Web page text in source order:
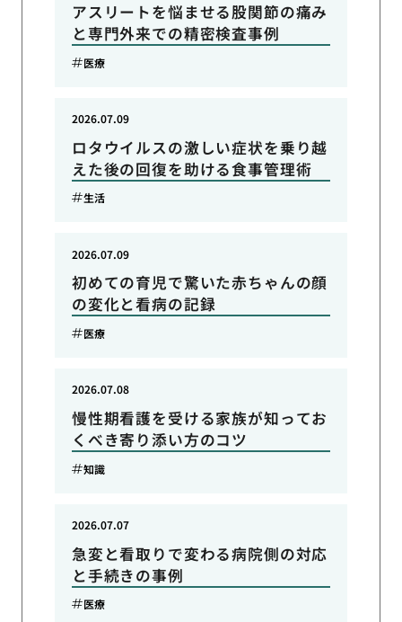
アスリートを悩ませる股関節の痛み
と専門外来での精密検査事例
医療
ロタウイルスの激しい症状を乗り越
えた後の回復を助ける食事管理術
2026.07.09
生活
初めての育児で驚いた赤ちゃんの顔
の変化と看病の記録
2026.07.09
医療
慢性期看護を受ける家族が知ってお
くべき寄り添い方のコツ
2026.07.08
知識
急変と看取りで変わる病院側の対応
と手続きの事例
2026.07.07
医療